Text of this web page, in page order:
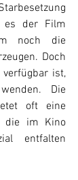
es der Film
noch die
Doch
ist,
Die
oft eine
die im Kino
entfalten